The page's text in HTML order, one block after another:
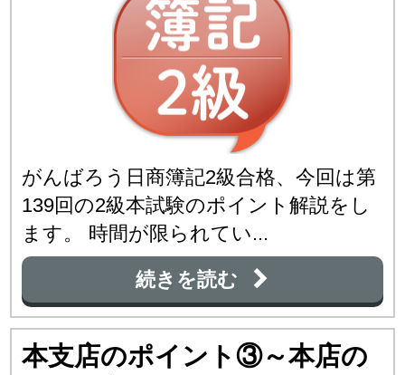
がんばろう日商簿記2級合格、今回は第
139回の2級本試験のポイント解説をし
ます。 時間が限られてい...
続きを読む
本支店のポイント③～本店の